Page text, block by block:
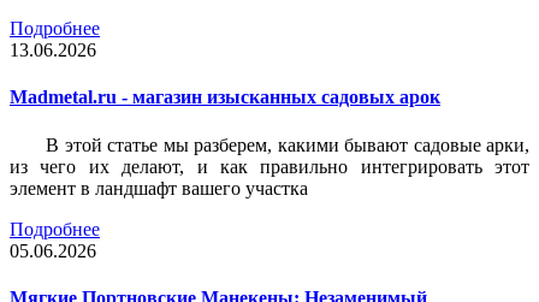
Подробнее
13.06.2026
Madmetal.ru - магазин изысканных садовых арок
В этой статье мы разберем, какими бывают садовые арки,
из чего их делают, и как правильно интегрировать этот
элемент в ландшафт вашего участка
Подробнее
05.06.2026
Мягкие Портновские Манекены: Незаменимый